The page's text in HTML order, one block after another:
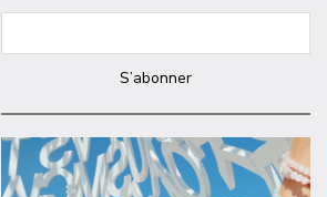
S’abonner